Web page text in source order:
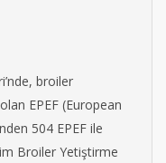
broiler
EPEF (European
504 EPEF ile
Broiler Yetiştirme